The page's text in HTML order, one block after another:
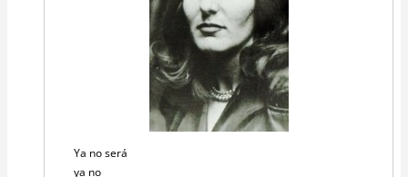
Ya no será
ya no